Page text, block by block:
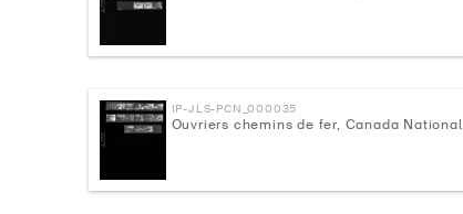
IP-JLS-PCN_000035
Ouvriers chemins de fer, Canada National